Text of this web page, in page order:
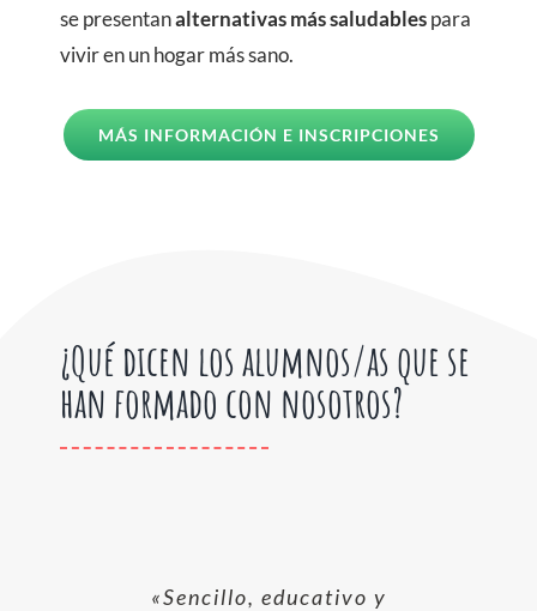
se presentanalternativas más saludablespara
vivir en un hogar más sano.
MÁS INFORMACIÓN E INSCRIPCIONES
¿Qué dicen los alumnos/as que se
han formado con nosotros?
«Sencillo, educativo y
«Aporta mucha
“Me ha ayudado a